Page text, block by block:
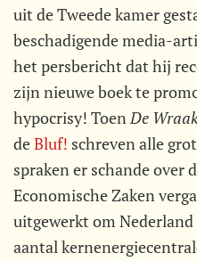
uit de Tweede kamer
beschadigende media-
het persbericht dat hij
zijn nieuwe boek te
hypocrisy! ToenDe
deBluf! schreven alle
spraken er schande over
Economische Zaken
uitgewerkt om
aantal